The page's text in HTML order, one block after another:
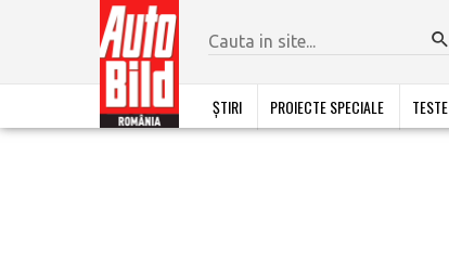
ȘTIRI PROIECTE SPECIALE TESTE